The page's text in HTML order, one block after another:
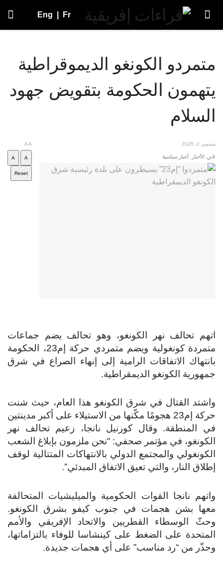
Eng Fr
متمردو الكونغو الديموقراطية
يتهمون الحكومة بتقويض جهود
السلام
سبتمبر 2, 2025
في الأخبار أخبار سياسية
AA
A
A
Reset
اتهم تحالف نهر الكونغو، وهو تحالف يضم جماعات
متمردة كونغولية ويضم متمردي حركة إم23، الحكومة
بانتهاك الاتفاقات الرامية إلى إنهاء الصراع في شرق
جمهورية الكونغو الديمقراطية.
واشتد القتال في شرق الكونغو هذا العام، حيث شنت
حركة إم23 هجومًا مكّنها من الاستيلاء على أكبر مدينتين
في المنطقة. وقال كورنيل نانجا، زعيم تحالف نهر
الكونغو، في مؤتمر صحفي: “نحن ملزمون بإبلاغ الشعب
الكونغولي والمجتمع الدولي بالانتهاكات المتتالية لوقف
إطلاق النار، والتي تعيق الاتفاق المبدئي”.
واتهم نانجا القوات الحكومية والميليشيات المتحالفة
معها بشن هجمات في جنوب كيفو بشرق الكونغو.
وحثّ الوسطاء القطريين والاتحاد الإفريقي والأمم
المتحدة على الضغط على كينشاسا للوفاء بالتزاماتها،
وحذّر من “رد مناسب” على أي هجمات جديدة.